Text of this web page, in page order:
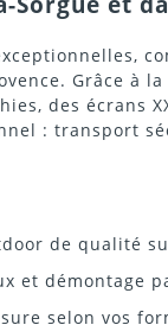
Grâce à
des
: transport
de qualité
et démontage
selon vos